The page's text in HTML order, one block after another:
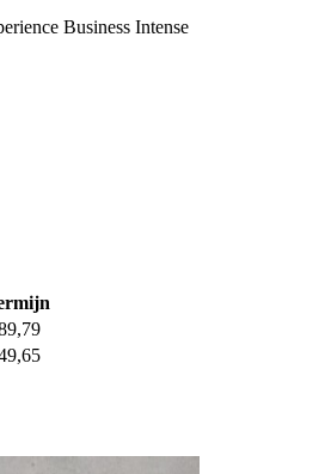
Business Intense